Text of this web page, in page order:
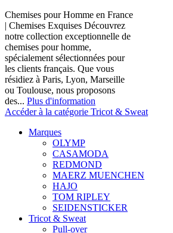
Chemises pour Homme en France
| Chemises Exquises Découvrez
notre collection exceptionnelle de
chemises pour homme,
spécialement sélectionnées pour
les clients français. Que vous
résidiez à Paris, Lyon, Marseille
ou Toulouse, nous proposons
des... Plus d'information
Accéder à la catégorie Tricot & Sweat
Marques
OLYMP
CASAMODA
REDMOND
MAERZ MUENCHEN
HAJO
TOM RIPLEY
SEIDENSTICKER
Tricot & Sweat
Pull-over